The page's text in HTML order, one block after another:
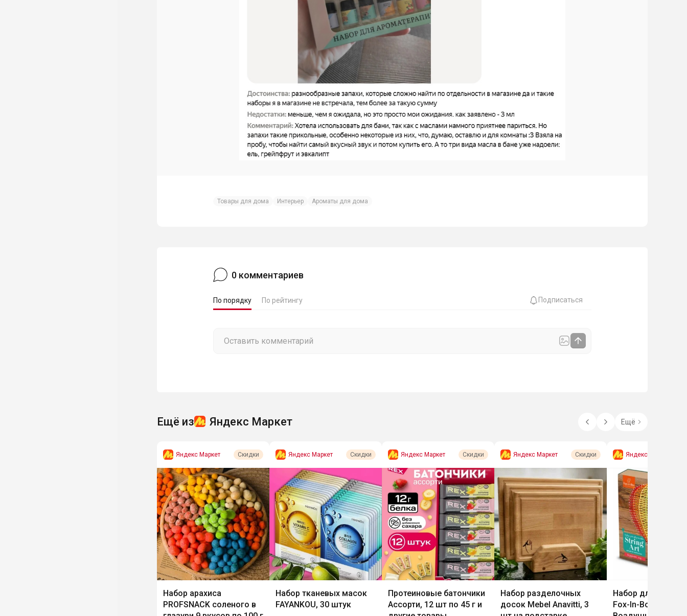
Товары для дома Интерьер Ароматы для дома
0 комментариев
По порядку По рейтингу Подписаться
Ещё из Яндекс Маркет Ещё
Яндекс Маркет Скидки
Набор арахиса
PROFSNACK соленого в
Яндекс Маркет Скидки
Набор тканевых масок
FAYANKOU, 30 штук
Яндекс Маркет Скидки
Протеиновые батончики
Ассорти, 12 шт по 45 г и
Яндекс Маркет Скидки
Набор разделочных
досок Mebel Anavitti, 3
Яндекс Маркет
Набор для
Fox-In-Box Стринг